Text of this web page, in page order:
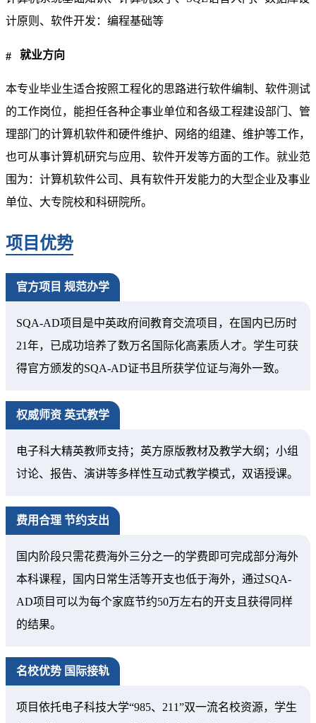
计原则、软件开发：编程基础等
就业方向
本专业毕业生适合按照工程化的思路进行软件编制、软件测试
的工作岗位，能担任各种企事业单位和各级工程建设部门、管
理部门的计算机软件和硬件维护、网络的组建、维护等工作，
也可从事计算机研究与应用、软件开发等方面的工作。就业范
围为：计算机软件公司、具有软件开发能力的大型企业及事业
单位、大专院校和科研院所。
项目优势
官方项目 规范办学
SQA-AD项目是中英政府间教育交流项目，在国内已历时
21年，已成功培养了数万名国际化高素质人才。学生可获
得官方颁发的SQA-AD证书且所获学位证与海外一致。
权威师资 英式教学
电子科大精英教师支持；英方原版教材及教学大纲；小组
讨论、报告、演讲等多样性互动式教学模式，双语授课。
费用合理 节约支出
国内阶段只需花费海外三分之一的学费即可完成部分海外
本科课程，国内日常生活等开支也低于海外，通过SQA-
AD项目可以为每个家庭节约50万左右的开支且获得同样
的结果。
名校优势 国际接轨
项目依托电子科技大学“985、211”双一流名校资源，学生